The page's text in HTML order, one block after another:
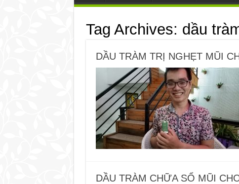
Tag Archives: dầu
DẦU TRÀM TRỊ NGHẸT MŨI
DẦU TRÀM CHỮA SỔ MŨI